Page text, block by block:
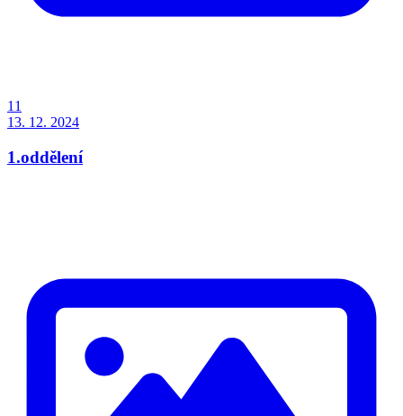
11
13. 12. 2024
1.oddělení